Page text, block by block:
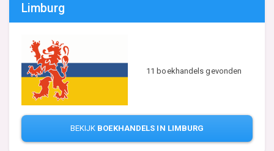
Limburg
11 boekhandels gevonden
BEKIJK BOEKHANDELS IN LIMBURG